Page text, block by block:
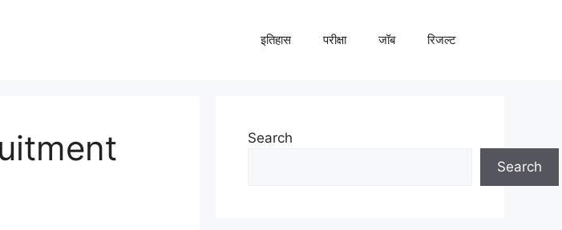
इतिहास परीक्षा जॉब रिजल्ट
Search
Search